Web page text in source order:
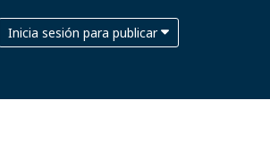
Inicia sesión para publicar